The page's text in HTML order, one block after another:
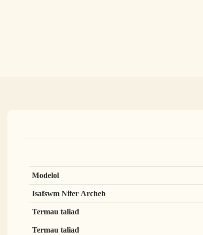
Modelol
Isafswm Nifer Archeb
Termau taliad
Termau taliad